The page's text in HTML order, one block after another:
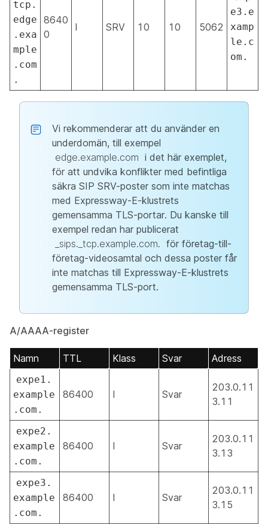
tcp.
edge
.exa
mple
.com
.
8640
0
I SRV 10 10 5062
e3.e
xamp
le.c
om.
Vi rekommenderar att du använder en
underdomän, till exempel
edge.example.com i det här exemplet,
för att undvika konflikter med befintliga
säkra SIP SRV-poster som inte matchas
med Expressway-E-klustrets
gemensamma TLS-portar. Du kanske till
exempel redan har publicerat
_sips._tcp.example.com. för företag-till-
företag-videosamtal och dessa poster får
inte matchas till Expressway-E-klustrets
gemensamma TLS-port.
A/AAAA-register
Namn TTL Klass Svar Adress
expe1.
example
.com.
86400 I Svar
203.0.11
3.11
expe2.
example
.com.
86400 I Svar
203.0.11
3.13
expe3.
example
.com.
86400 I Svar
203.0.11
3.15